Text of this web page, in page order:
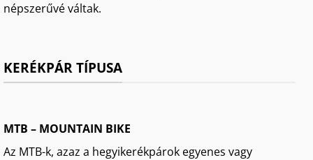
népszerűvé váltak.
KERÉKPÁR TÍPUSA
MTB – MOUNTAIN BIKE
Az MTB-k, azaz a hegyikerékpárok egyenes vagy